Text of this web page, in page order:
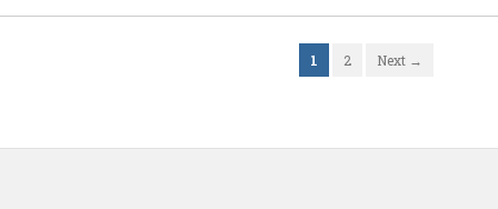
1 2 Next →